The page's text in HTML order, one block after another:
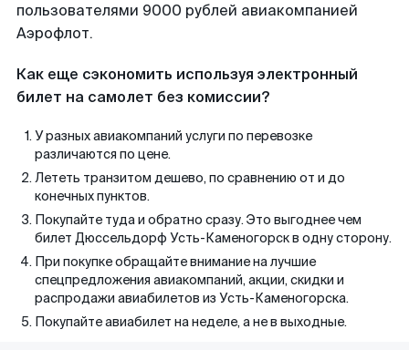
пользователями 9000 рублей авиакомпанией
Аэрофлот.
Как еще сэкономить используя электронный
билет на самолет без комиссии?
У разных авиакомпаний услуги по перевозке
различаются по цене.
Лететь транзитом дешево, по сравнению от и до
конечных пунктов.
Покупайте туда и обратно сразу. Это выгоднее чем
билет Дюссельдорф Усть-Каменогорск в одну сторону.
При покупке обращайте внимание на лучшие
спецпредложения авиакомпаний, акции, скидки и
распродажи авиабилетов из Усть-Каменогорска.
Покупайте авиабилет на неделе, а не в выходные.